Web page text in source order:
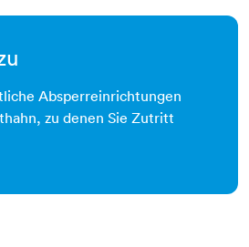
Absperreinrichtungen
zu denen Sie Zutritt